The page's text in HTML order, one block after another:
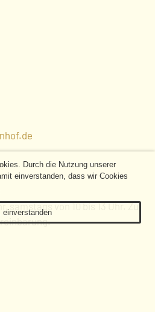
Durch die Nutzung unserer
einverstanden, dass wir Cookies
einverstanden
samstags von 10 bis 13 Uhr. Zu